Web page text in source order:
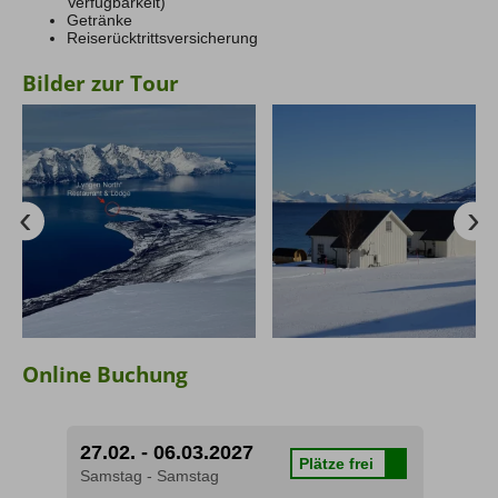
Getränke
Reiserücktrittsversicherung
Bilder zur Tour
Online Buchung
27.02. - 06.03.2027
Samstag - Samstag
Plätze frei